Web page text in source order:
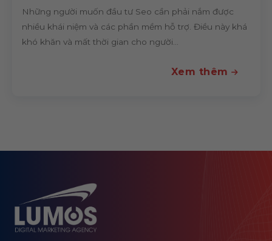
Landing Page được mệnh danh là “ông hoàng” nền
tảng bán hàng trong giới Digital Marketing bởi những
ưu điểm và lợi ích “khủng khiếp” của nó. Trong các
Xem thêm